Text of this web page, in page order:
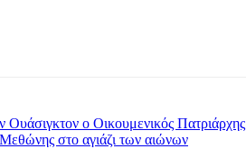
Ουάσιγκτον ο Οικουμενικός Πατριάρχης
στο αγιάζι των αιώνων